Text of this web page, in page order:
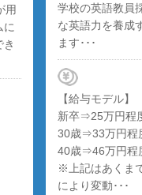
用
に
学校の英語教員
な英語力を養成
ます･･･
【給与モデル】
新卒⇒25万円程
30歳⇒33万円程
40歳⇒46万円程
※上記はあくま
により変動･･･